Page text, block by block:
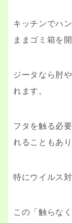
キッチンでハ
ままゴミ箱を
ジータなら肘
れます。
フタを触る必
れることもあり
特にウイルス
この「触らな